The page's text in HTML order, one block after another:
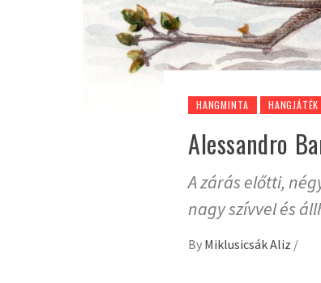
HANGMINTA HANGJÁTÉK
Alessandro
A zárás előtti,
nagy szívvel és
By Miklusicsák Aliz /